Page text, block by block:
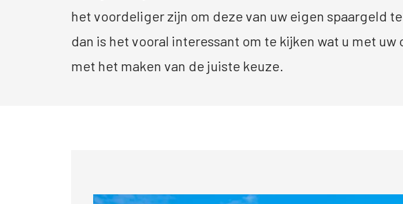
het voordeliger zijn om deze van uw eigen spaargeld
dan is het vooral interessant om te kijken wat u met
met het maken van de juiste keuze.